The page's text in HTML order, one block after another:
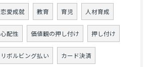
恋愛成就 教育 育児 人材育成
心配性 価値観の押し付け 押し付け
リボルビング払い カード決済